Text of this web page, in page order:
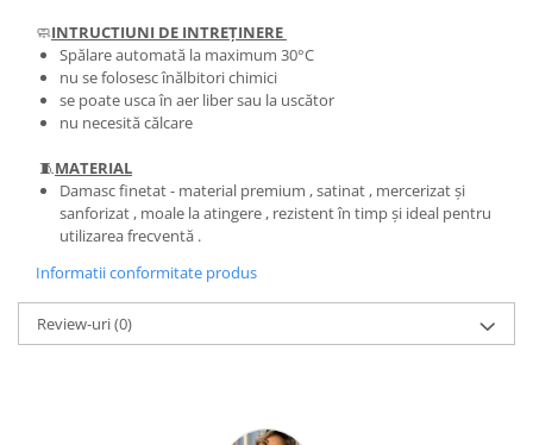
🧼INTRUCTIUNI DE INTREȚINERE
Spălare automată la maximum 30°C
nu se folosesc înălbitori chimici
se poate usca în aer liber sau la uscător
nu necesită călcare
🧵MATERIAL
Damasc finetat - material premium , satinat , mercerizat și
sanforizat , moale la atingere , rezistent în timp și ideal pentru
utilizarea frecventă .
Informatii conformitate produs
Review-uri(0)